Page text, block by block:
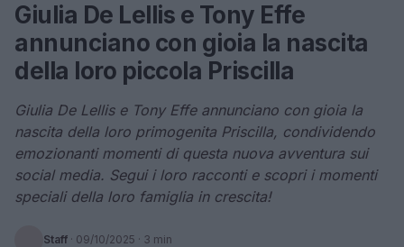
Giulia De Lellis e Tony Effe
annunciano con gioia la nascita
della loro piccola Priscilla
Giulia De Lellis e Tony Effe annunciano con gioia la
nascita della loro primogenita Priscilla, condividendo
emozionanti momenti di questa nuova avventura sui
social media. Segui i loro racconti e scopri i momenti
speciali della loro famiglia in crescita!
Staff · 09/10/2025 · 3 min